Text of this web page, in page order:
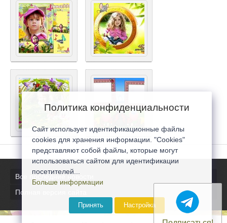
Все последние новости
Полная версия сайта
Политика конфиденциальности
Сайт использует идентификационные файлы
cookies для хранения информации. "Cookies"
представляют собой файлы, которые могут
использоваться сайтом для идентификации
посетителей...
Больше информации
Принять Настройка